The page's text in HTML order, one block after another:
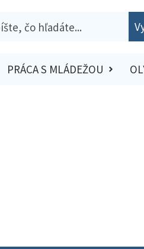
PRÁCA S MLÁDEŽOU